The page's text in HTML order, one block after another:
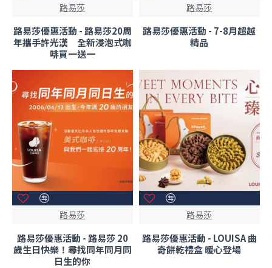
路易莎
路易莎優惠活動 - 路易莎20周
年攜手許光漢 全新浸泡式咖
啡買一送一
路易莎
路易莎優惠活動 - 7-8月超越
精品
路易莎
路易莎優惠活動 - 路易莎 20
歲生日快樂！尋找同年同月同
日生的你
路易莎
路易莎優惠活動 - LOUISA 曲
奇餅乾禮盒 暖心登場